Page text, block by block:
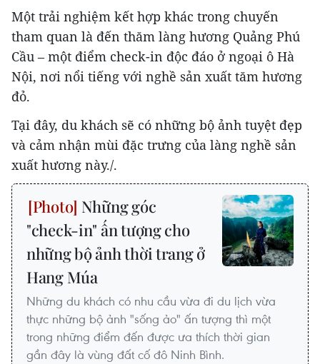
Một trải nghiệm kết hợp khác trong chuyến
tham quan là đến thăm làng hương Quảng Phú
Cầu – một điểm check-in độc đáo ở ngoại ô Hà
Nội, nơi nổi tiếng với nghề sản xuất tăm hương
đỏ.
Tại đây, du khách sẽ có những bộ ảnh tuyệt đẹp
và cảm nhận mùi đặc trưng của làng nghề sản
xuất hương này./.
Những góc
"check-in" ấn tượng cho
những bộ ảnh thời trang ở
Hang Múa
Những du khách có nhu cầu vừa đi du lịch vừa
thực những bộ ảnh "sống ảo" ấn tượng thì một
trong những điểm đến được ưa thích thời gian
gần đây là vùng đất cố đô Ninh Bình.